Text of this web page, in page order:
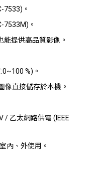
7533)。
7533M)。
能提供高品質影像。
%)。
像直接儲存於本機。
/ 乙太網路供電 (IEEE
內、外使用。